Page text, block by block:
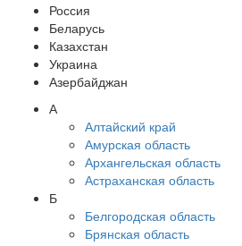
Россия
Беларусь
Казахстан
Украина
Азербайджан
А
Алтайский край
Амурская область
Архангельская область
Астраханская область
Б
Белгородская область
Брянская область